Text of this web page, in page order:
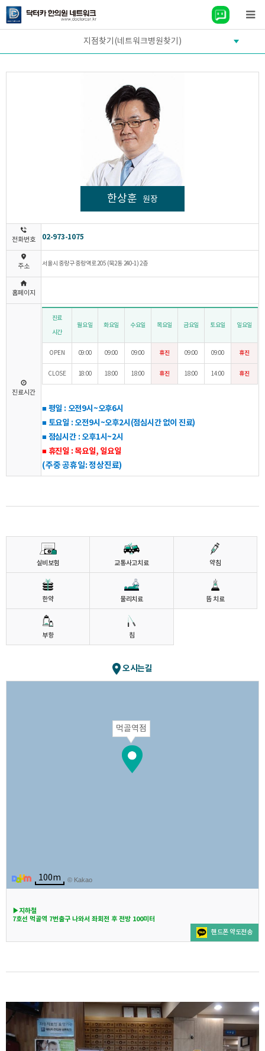
지점찾기(네트워크병원찾기)
한상훈 원장
전화번호 02-973-1075
주소 서울시 중랑구 중랑역로 205 (묵2동 240-1) 2층
홈페이지
진료시간
진료
시간
월요일 화요일 수요일 목요일 금요일 토요일 일요일
OPEN 09:00 09:00 09:00 휴진 09:00 09:00 휴진
CLOSE 18:00 18:00 18:00 휴진 18:00 14:00 휴진
■ 평일 : 오전9시~오후6시
■ 토요일 : 오전9시~오후2시 (점심시간 없이 진료)
■ 점심시간 : 오후1시~2시
■ 휴진일 : 목요일, 일요일
(주중 공휴일: 정상진료)
실비보험 교통사고치료 약침
한약 물리치료 뜸 치료
부항 침
오시는길
먹골역점
100m © Kakao
▶지하철
7호선 먹골역 7번출구 나와서 좌회전 후 전방 100미터
핸드폰 약도전송